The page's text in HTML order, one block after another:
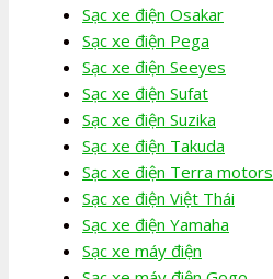
Sạc xe điện Osakar
Sạc xe điện Pega
Sạc xe điện Seeyes
Sạc xe điện Sufat
Sạc xe điện Suzika
Sạc xe điện Takuda
Sạc xe điện Terra motors
Sạc xe điện Việt Thái
Sạc xe điện Yamaha
Sạc xe máy điện